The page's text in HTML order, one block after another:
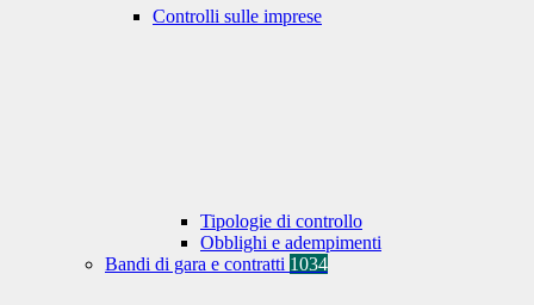
Controlli sulle imprese
Tipologie di controllo
Obblighi e adempimenti
Bandi di gara e contratti 1034